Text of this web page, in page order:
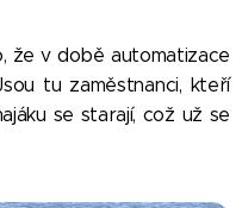
že v době automatizace
tu zaměstnanci, kteří
se starají, což už se